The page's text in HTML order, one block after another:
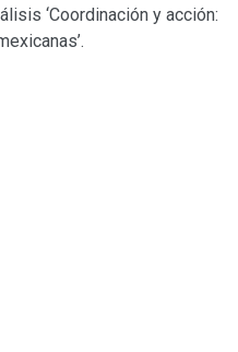
‘Coordinación y acción: